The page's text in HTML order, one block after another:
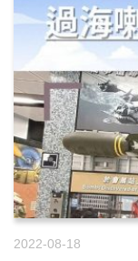
2022-08-18